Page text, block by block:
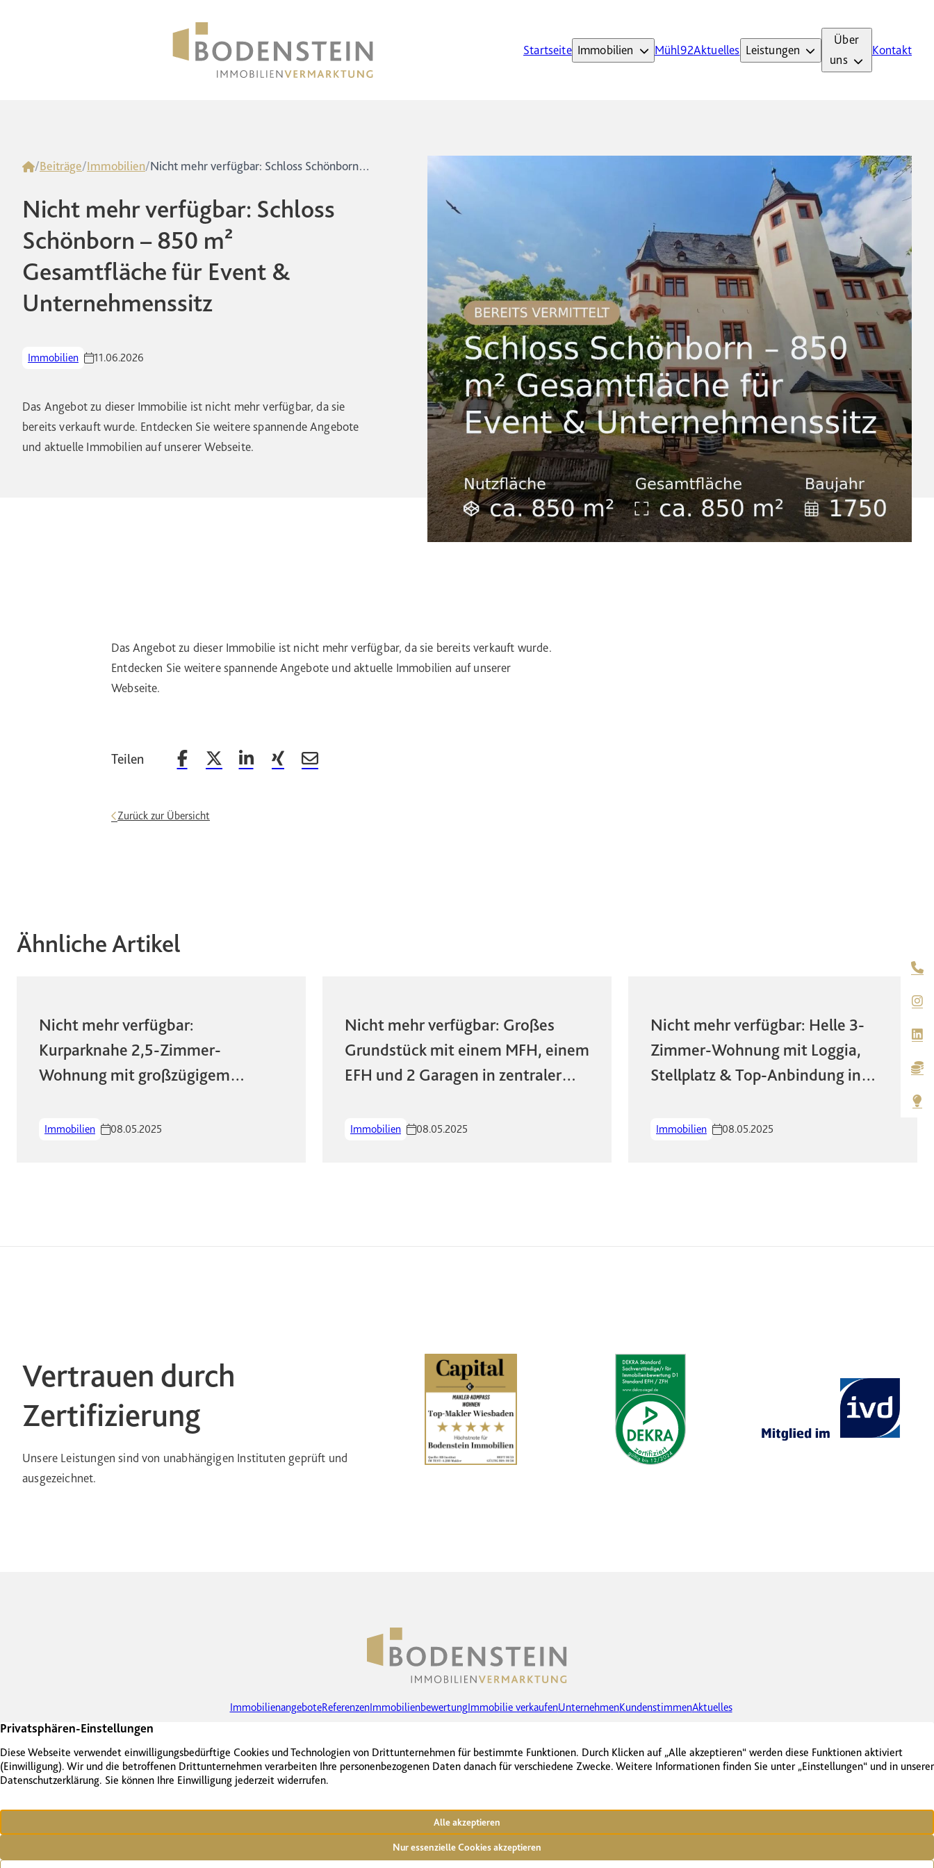
Startseite Immobilien Mühl92Aktuelles Leistungen
Über
uns
Kontakt
Home
/Beiträge/Immobilien/ Nicht mehr verfügbar: Schloss Schönborn – 850 m² Gesamtfläche für Event & Unternehmenssitz
Nicht mehr verfügbar: Schloss
Schönborn – 850 m²
Gesamtfläche für Event &
Unternehmenssitz
Immobilien 11.06.2026
Das Angebot zu dieser Immobilie ist nicht mehr verfügbar, da sie
bereits verkauft wurde. Entdecken Sie weitere spannende Angebote
und aktuelle Immobilien auf unserer Webseite.
Das Angebot zu dieser Immobilie ist nicht mehr verfügbar, da sie bereits verkauft wurde.
Entdecken Sie weitere spannende Angebote und aktuelle Immobilien auf unserer
Webseite.
Teilen Beitrag auf Facebook teilen
Beitrag auf X teilen
Beitrag auf LinkedIn teilen
Beitrag auf Xing teilen
Beitrag per Email teilen
Zurück zur Übersicht
Ähnliche Artikel
Nicht mehr verfügbar:
Kurparknahe 2,5-Zimmer-
Wohnung mit großzügigem
zentraler Lage!
Immobilien 08.05.2025
Nicht mehr verfügbar: Großes
Grundstück mit einem MFH, einem
EFH und 2 Garagen in zentraler
Immobilien 08.05.2025
Nicht mehr verfügbar: Helle 3-
Zimmer-Wohnung mit Loggia,
Stellplatz & Top-Anbindung in
Immobilien 08.05.2025
Vertrauen durch
Zertifizierung
Unsere Leistungen sind von unabhängigen Instituten geprüft und
ausgezeichnet.
ImmobilienangeboteReferenzenImmobilienbewertungImmobilie verkaufenUnternehmenKundenstimmenAktuelles
FacebookInstagramLinkedInCookie-Einstellungen
KontaktImpressumDatenschutz Vertrag widerrufen